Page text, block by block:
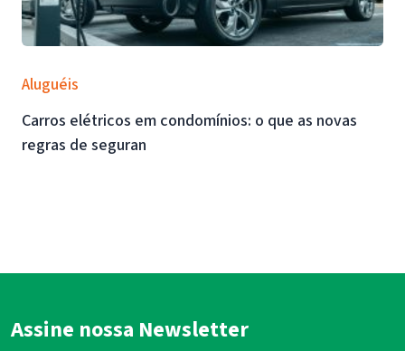
Aluguéis
Carros elétricos em condomínios: o que as novas
regras de seguran
Assine nossa Newsletter